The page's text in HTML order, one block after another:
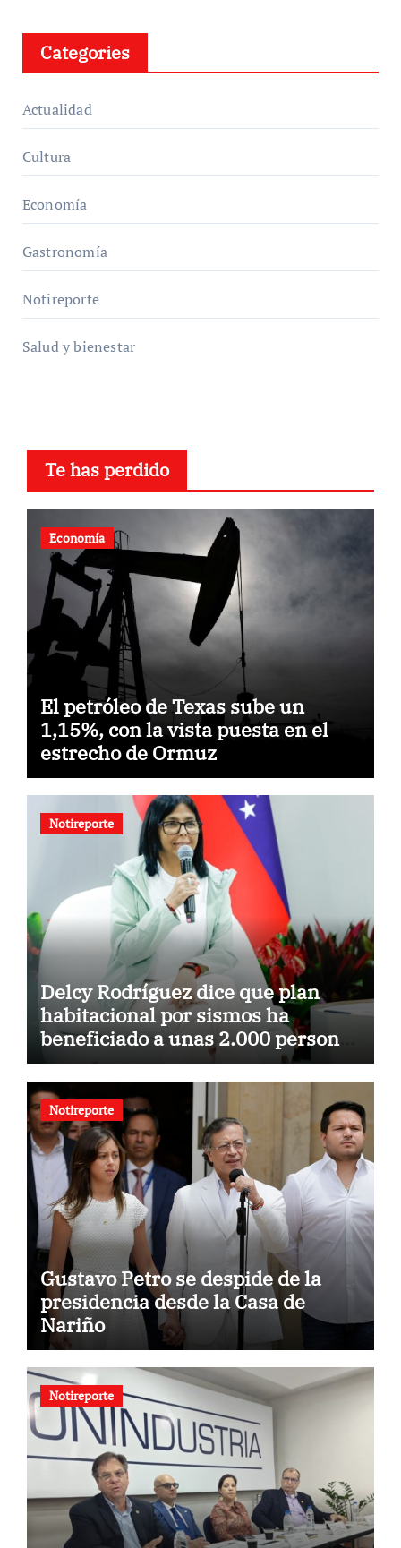
Categories
Actualidad
Cultura
Economía
Gastronomía
Notireporte
Salud y bienestar
Te has perdido
Economía
El petróleo de Texas sube un
1,15%, con la vista puesta en el
estrecho de Ormuz
Notireporte
Delcy Rodríguez dice que plan
habitacional por sismos ha
beneficiado a unas 2.000 personas
en una semana
Notireporte
Gustavo Petro se despide de la
presidencia desde la Casa de
Nariño
Notireporte